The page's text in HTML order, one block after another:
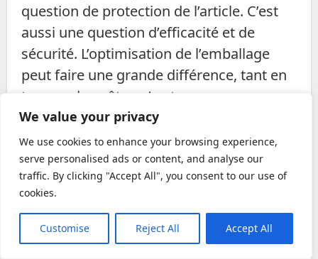
We value your privacy
We use cookies to enhance your browsing experience,
serve personalised ads or content, and analyse our
traffic. By clicking "Accept All", you consent to our use of
cookies.
Customise Reject All Accept All
question de protection de l’article. C’est
aussi une question d’efficacité et de
sécurité. L’optimisation de l’emballage
peut faire une grande différence, tant en
termes de coûts qu’en termes
d’expérience d’envoi et de réception. Voici
quelques astuces pour optimiser votre
processus d’emballage et d’envoi.
Personnalisation de l’emballage
pour renforcer l’expérience client
Les petites attentions lors de l’envoi